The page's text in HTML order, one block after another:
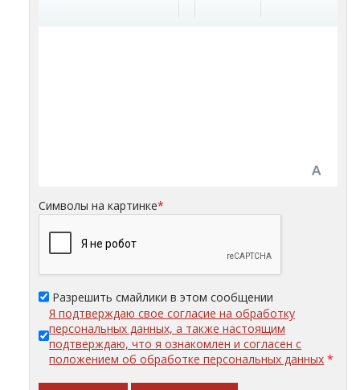
Символы на картинке*
Разрешить смайлики в этом сообщении
Я подтверждаю свое согласие на обработку
персональных данных, а также настоящим
подтверждаю, что я ознакомлен и согласен с
положением об обработке персональных данных *